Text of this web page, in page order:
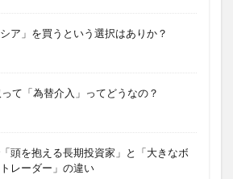
ア」を買うという選択はありか？
て「為替介入」ってどうなの？
頭を抱える長期投資家」と「大きなボ
レーダー」の違い